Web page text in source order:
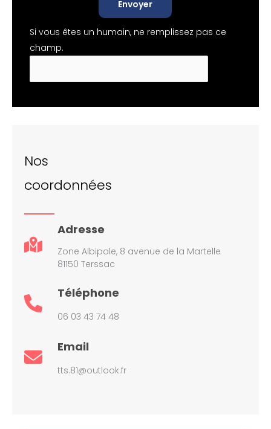
Envoyer
Si vous êtes un humain, ne remplissez pas ce
champ.
Nos
coordonnées
Adresse
Zone Albipole, 8 avenue de la Martelle
81150 Terssac
Téléphone
06 03 43 74 48
Email
tts.81@outlook.fr